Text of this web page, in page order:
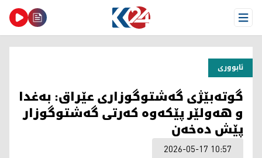
Open Menu
ئابووری
گوتەبێژی گەشتوگوزاری عێراق: بەغدا
و هەولێر پێکەوە کەرتی گەشتوگوزار
پێش دەخەن
2026-05-17 10:57